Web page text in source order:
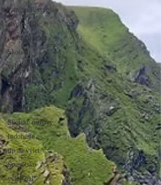
camino Portugues
zivot v UK
osobni nazory
Skotsko
vybava hory
výlet 2019
dovolená
expedice
Skotské ostrovy
Indonésie
tip na výlet
Španělsko
výlet 2017